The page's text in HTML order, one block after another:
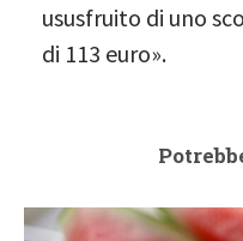
ususfruito di uno
di 113 euro».